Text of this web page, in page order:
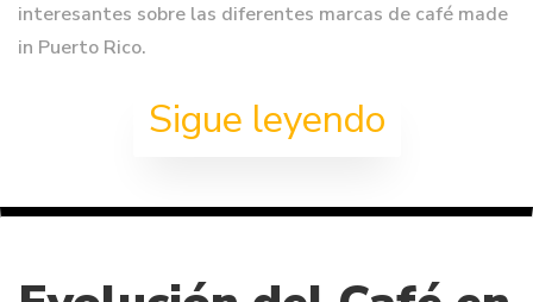
interesantes sobre las diferentes marcas de café made
in Puerto Rico.
Sigue leyendo